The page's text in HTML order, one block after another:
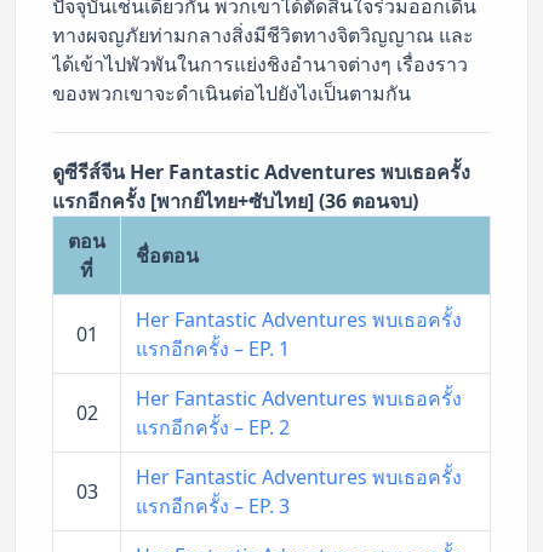
ปัจจุบันเช่นเดียวกัน พวกเขาได้ตัดสินใจร่วมออกเดิน
ทางผจญภัยท่ามกลางสิ่งมีชีวิตทางจิตวิญญาณ และ
ได้เข้าไปพัวพันในการแย่งชิงอำนาจต่างๆ เรื่องราว
ของพวกเขาจะดำเนินต่อไปยังไงเป็นตามกัน
ดูซีรีส์จีน Her Fantastic Adventures พบเธอครั้ง
แรกอีกครั้ง [พากย์ไทย+ซับไทย] (36 ตอนจบ)
ตอน
ที่
ชื่อตอน
01
Her Fantastic Adventures พบเธอครั้ง
แรกอีกครั้ง – EP. 1
02
Her Fantastic Adventures พบเธอครั้ง
แรกอีกครั้ง – EP. 2
03
Her Fantastic Adventures พบเธอครั้ง
แรกอีกครั้ง – EP. 3